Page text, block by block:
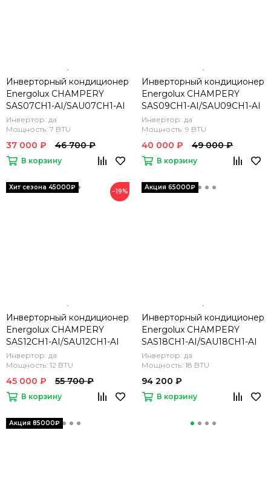
Инверторный кондиционер
Energolux CHAMPERY
SAS07CH1-AI/SAU07CH1-AI
Инвертор: да
Мощность: 7 BTU
37 000 ₽ 46 700 ₽
В корзину
Инверторный кондиционер
Energolux CHAMPERY
SAS09CH1-AI/SAU09CH1-AI
Инвертор: да
Мощность: 9 BTU
40 000 ₽ 49 000 ₽
В корзину
−19%
Инверторный кондиционер
Energolux CHAMPERY
SAS12CH1-AI/SAU12CH1-AI
Инвертор: да
Мощность: 12 BTU
45 000 ₽ 55 700 ₽
В корзину
Инверторный кондиционер
Energolux CHAMPERY
SAS18CH1-AI/SAU18CH1-AI
Инвертор: да
Мощность: 18 BTU
94 200 ₽
В корзину